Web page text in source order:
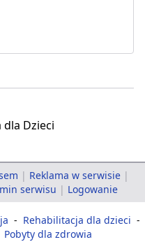
| Reklama w serwisie |
serwisu | Logowanie
- Rehabilitacja dla dzieci -
Pobyty dla zdrowia